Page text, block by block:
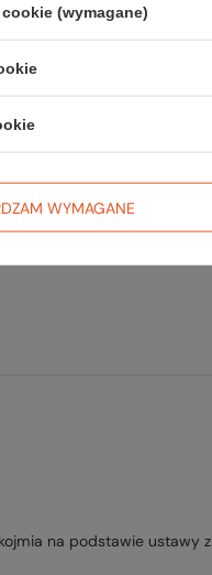
na podstawie ustawy z
(wymagane)
WYMAGANE